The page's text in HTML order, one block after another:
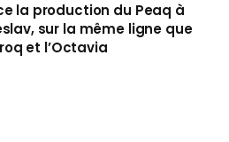
la production du Peaq à
sur la même ligne que
et l’Octavia